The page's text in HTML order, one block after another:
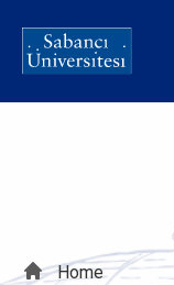
main
Home